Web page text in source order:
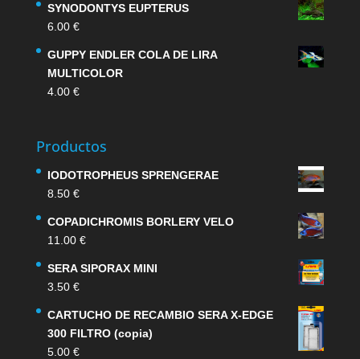
SYNODONTYS EUPTERUS
6.00 €
GUPPY ENDLER COLA DE LIRA
MULTICOLOR
4.00 €
Productos
IODOTROPHEUS SPRENGERAE
8.50 €
COPADICHROMIS BORLERY VELO
11.00 €
SERA SIPORAX MINI
3.50 €
CARTUCHO DE RECAMBIO SERA X-EDGE
300 FILTRO (copia)
5.00 €